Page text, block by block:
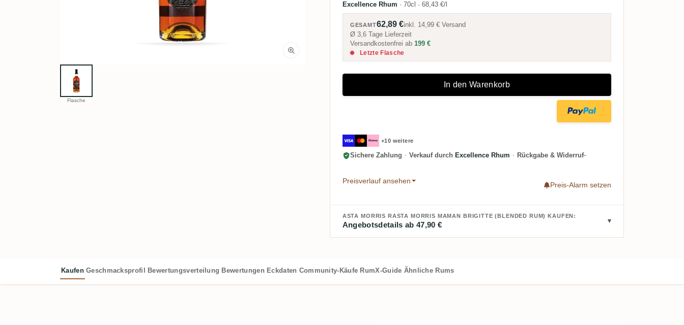
Flasche
Excellence Rhum · 70cl · 68,43 €/l
GESAMT62,89 €inkl. 14,99 €Versand
Ø 3,6 Tage Lieferzeit
Versandkostenfrei ab 199 €
Letzte Flasche
In den Warenkorb
+10 weitere
Sichere Zahlung · Verkauf durch Excellence Rhum · Rückgabe & Widerruf
Preisverlauf ansehen
Preis-Alarm setzen
ASTA MORRIS RASTA MORRIS MAMAN BRIGITTE (BLENDED RUM) KAUFEN:
Angebotsdetails ab 47,90 €
Kaufen Geschmacksprofil Bewertungsverteilung Bewertungen Eckdaten Community-Käufe RumX-Guide Ähnliche Rums